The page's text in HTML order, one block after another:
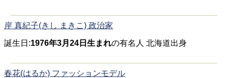
岸 真紀子(きし まきこ) 政治家
誕生日:1976年3月24日生まれの有名人 北海道出身
春花(はるか) ファッションモデル